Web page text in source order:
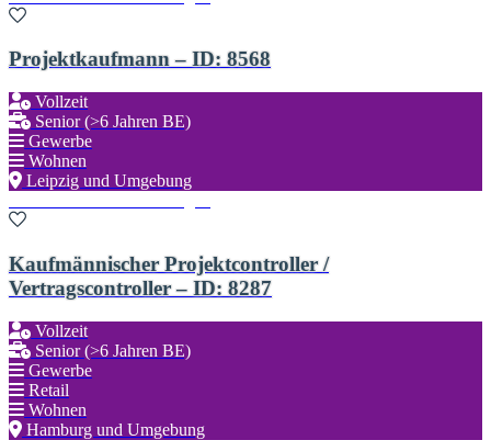
Projektkaufmann – ID: 8568
Vollzeit
Senior (>6 Jahren BE)
Gewerbe
Wohnen
Leipzig und Umgebung
Kaufmännischer Projektcontroller /
Vertragscontroller – ID: 8287
Vollzeit
Senior (>6 Jahren BE)
Gewerbe
Retail
Wohnen
Hamburg und Umgebung